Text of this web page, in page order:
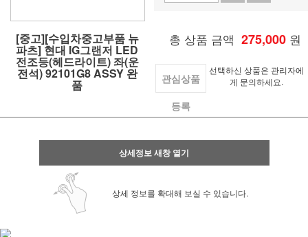
[중고][수입차중고부품 뉴
파츠] 현대 IG그랜저 LED
전조등(헤드라이트) 좌(운
전석) 92101G8 ASSY 완
품
총 상품 금액 275,000 원
관심상품
등록
선택하신 상품은 관리자에
게 문의하세요.
상세정보 새창 열기
상세 정보를 확대해 보실 수 있습니다.